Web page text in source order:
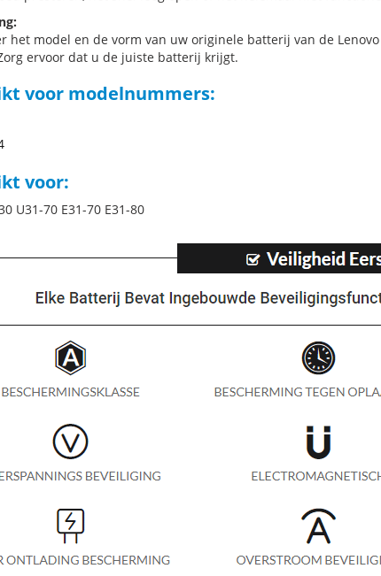
het model en de vorm van uw originele batterij van de
ervoor dat u de juiste batterij krijgt.
voor modelnummers:
voor:
U31-70 E31-70 E31-80